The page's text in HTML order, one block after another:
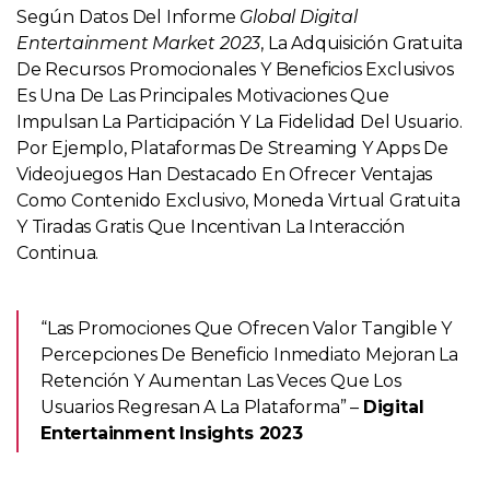
Según Datos Del Informe Global Digital
Entertainment Market 2023, La Adquisición Gratuita
De Recursos Promocionales Y Beneficios Exclusivos
Es Una De Las Principales Motivaciones Que
Impulsan La Participación Y La Fidelidad Del Usuario.
Por Ejemplo, Plataformas De Streaming Y Apps De
Videojuegos Han Destacado En Ofrecer Ventajas
Como Contenido Exclusivo, Moneda Virtual Gratuita
Y Tiradas Gratis Que Incentivan La Interacción
Continua.
“Las Promociones Que Ofrecen Valor Tangible Y
Percepciones De Beneficio Inmediato Mejoran La
Retención Y Aumentan Las Veces Que Los
Usuarios Regresan A La Plataforma” – Digital
Entertainment Insights 2023